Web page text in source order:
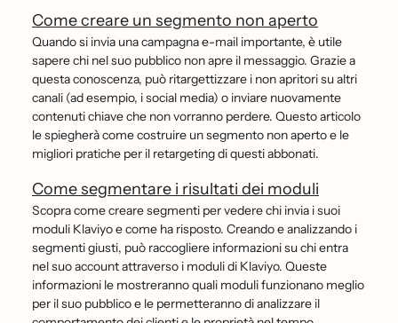
Come creare un segmento non aperto
Quando si invia una campagna e-mail importante, è utile
sapere chi nel suo pubblico non apre il messaggio. Grazie a
questa conoscenza, può ritargettizzare i non apritori su altri
canali (ad esempio, i social media) o inviare nuovamente
contenuti chiave che non vorranno perdere. Questo articolo
le spiegherà come costruire un segmento non aperto e le
migliori pratiche per il retargeting di questi abbonati.
Come segmentare i risultati dei moduli
Scopra come creare segmenti per vedere chi invia i suoi
moduli Klaviyo e come ha risposto. Creando e analizzando i
segmenti giusti, può raccogliere informazioni su chi entra
nel suo account attraverso i moduli di Klaviyo. Queste
informazioni le mostreranno quali moduli funzionano meglio
per il suo pubblico e le permetteranno di analizzare il